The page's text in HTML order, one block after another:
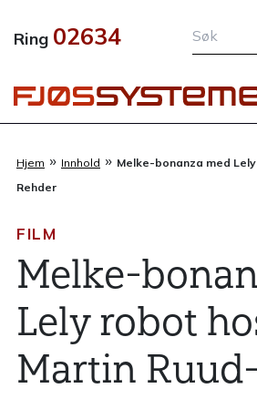
rett
innholdet
Ring 02634
Hjem » Innhold » Melke-bonanza med
Rehder
FILM
Melke-
Lely robot
Martin